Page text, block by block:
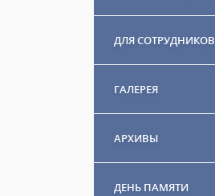
ДЛЯ СОТРУДНИКОВ
ГАЛЕРЕЯ
АРХИВЫ
ДЕНЬ ПАМЯТИ